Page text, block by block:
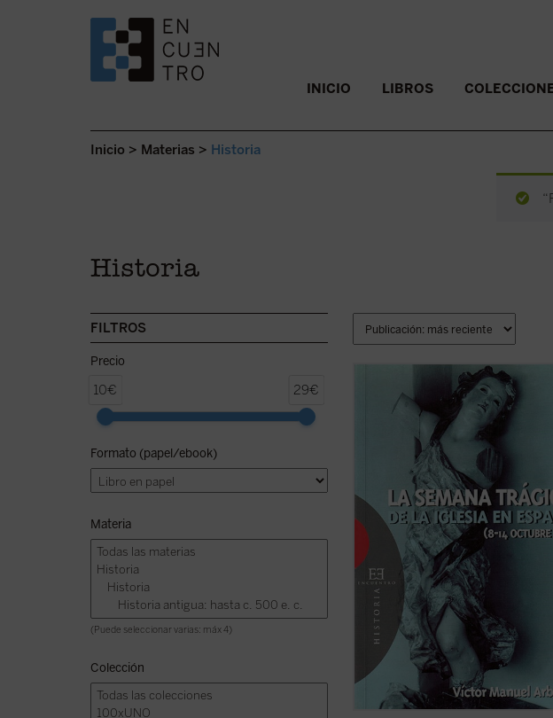
SALTAR AL CONTENIDO. INICIO LIBROS
Inicio > Materias > Historia
Historia
FILTROS
Precio
10€ 29€
Formato (papel/ebook)
Materia
(Puede seleccionar varias: máx 4)
Colección
Este libro narra los acontecimientos
político-religiosos ocurridos en España
la semana del 8 al 14 de octubre de
Con abundantes testimonios y
documentos, constituye una aportación
fundamental para comprender un
período decisivo de ...
(ver ficha)